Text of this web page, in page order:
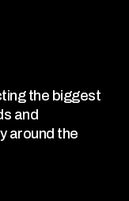
the biggest
and
around the